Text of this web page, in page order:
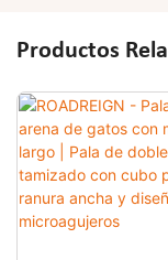
Productos